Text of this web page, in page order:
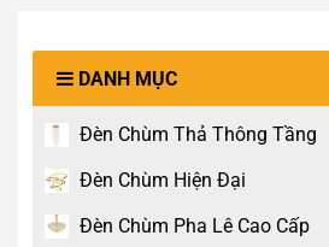
DANH MỤC
Đèn Chùm Thả Thông Tầng
Đèn Chùm Hiện Đại
Đèn Chùm Pha Lê Cao Cấp